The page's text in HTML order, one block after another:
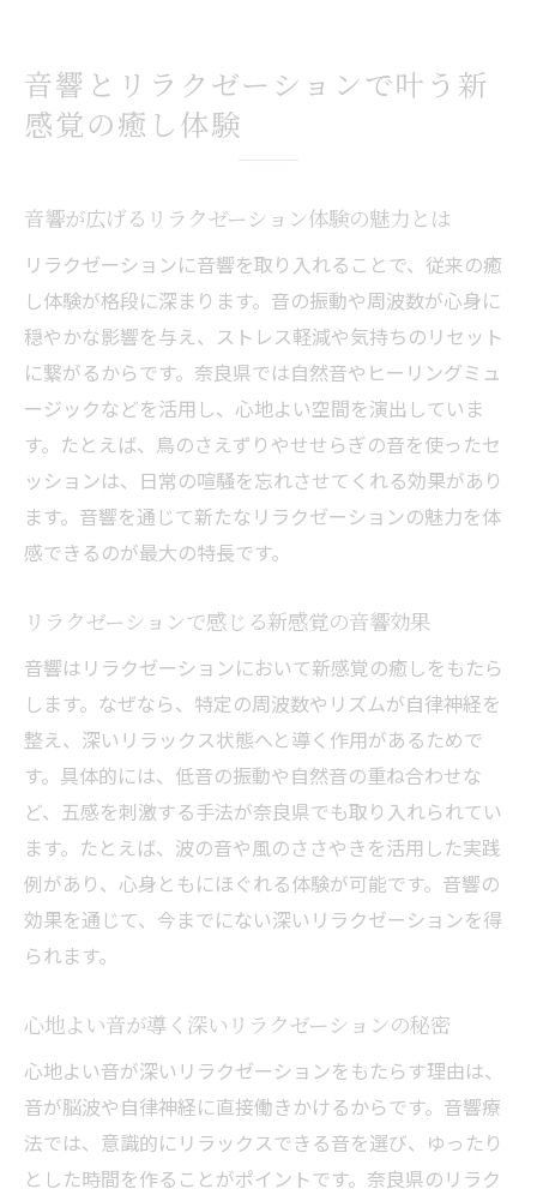
秘密
五感に響くリラクゼーションの新しい可能
リラクゼーション空間で体験する音響の癒
音響とリラクゼーションが調和する理由を
知ろう
奈良県で話題の音響リラクゼーションとは
奈良県で注目の音響リラクゼーション最新
情報
音響を取り入れたリラクゼーション体験の
流れ
自然音を活用したリラクゼーションの特徴
方法
音響とリラクゼーションが奈良県で選ばれ
る理由
リラクゼーション施設で話題の音響活用事
例
五感に響くリラクゼーション時間の魅力を探る
五感を満たすリラクゼーション体験の流儀
果
心地よい音響がもたらす癒しのリラクゼー
ション
五感を活用したリラクゼーションのおすす
めポイント
音響とリラクゼーションで叶う新
感覚の癒し体験
音響が広げるリラクゼーション体験の魅力とは
リラクゼーションに音響を取り入れることで、従来の癒
し体験が格段に深まります。音の振動や周波数が心身に
穏やかな影響を与え、ストレス軽減や気持ちのリセット
に繋がるからです。奈良県では自然音やヒーリングミュ
ージックなどを活用し、心地よい空間を演出していま
す。たとえば、鳥のさえずりやせせらぎの音を使ったセ
ッションは、日常の喧騒を忘れさせてくれる効果があり
ます。音響を通じて新たなリラクゼーションの魅力を体
感できるのが最大の特長です。
リラクゼーションで感じる新感覚の音響効果
音響はリラクゼーションにおいて新感覚の癒しをもたら
します。なぜなら、特定の周波数やリズムが自律神経を
整え、深いリラックス状態へと導く作用があるためで
す。具体的には、低音の振動や自然音の重ね合わせな
ど、五感を刺激する手法が奈良県でも取り入れられてい
ます。たとえば、波の音や風のささやきを活用した実践
例があり、心身ともにほぐれる体験が可能です。音響の
効果を通じて、今までにない深いリラクゼーションを得
られます。
心地よい音が導く深いリラクゼーションの秘密
心地よい音が深いリラクゼーションをもたらす理由は、
音が脳波や自律神経に直接働きかけるからです。音響療
法では、意識的にリラックスできる音を選び、ゆったり
とした時間を作ることがポイントです。奈良県のリラク